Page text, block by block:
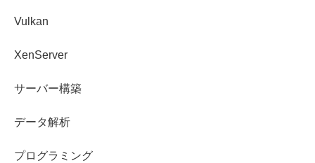
Vulkan
XenServer
サーバー構築
データ解析
プログラミング